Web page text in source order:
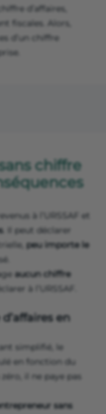
d’affaires,
fiscales. Alors,
d’un chiffre
chiffre
à l’URSSAF et
. Il peut déclarer
peu importe le
aucun chiffre
à l’URSSAF.
en
simplifié, le
en fonction du
zéro, il ne paye pas
sans